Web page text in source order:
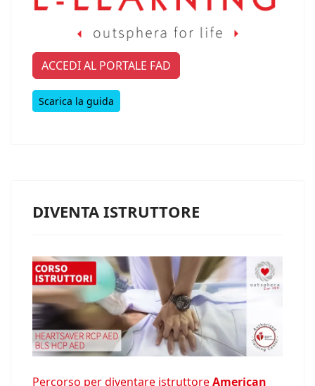
ACCEDI AL PORTALE FAD
Scarica la guida
DIVENTA ISTRUTTORE
Percorso per diventare istruttoreAmerican